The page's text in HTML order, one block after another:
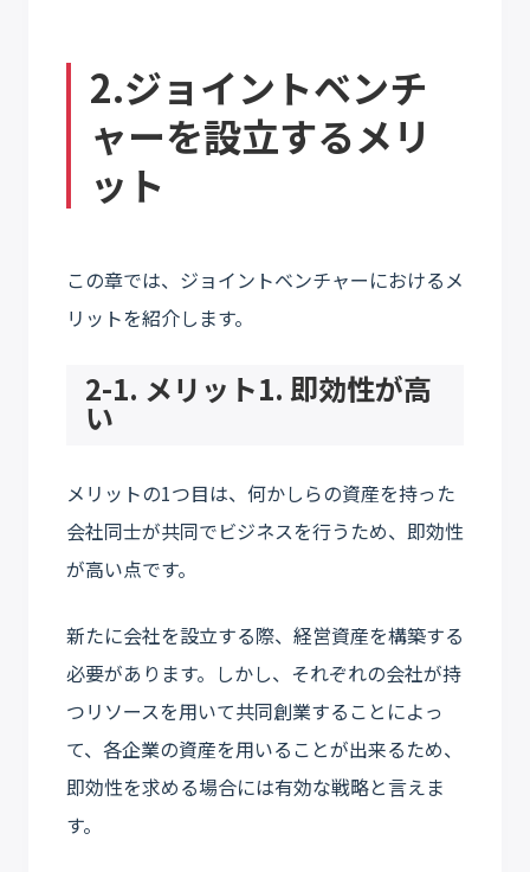
2.ジョイントベンチ
ャーを設立するメリ
ット
この章では、ジョイントベンチャーにおけるメ
リットを紹介します。
2-1. メリット1. 即効性が高
い
メリットの1つ目は、何かしらの資産を持った
会社同士が共同でビジネスを行うため、即効性
が高い点です。
新たに会社を設立する際、経営資産を構築する
必要があります。しかし、それぞれの会社が持
つリソースを用いて共同創業することによっ
て、各企業の資産を用いることが出来るため、
即効性を求める場合には有効な戦略と言えま
す。